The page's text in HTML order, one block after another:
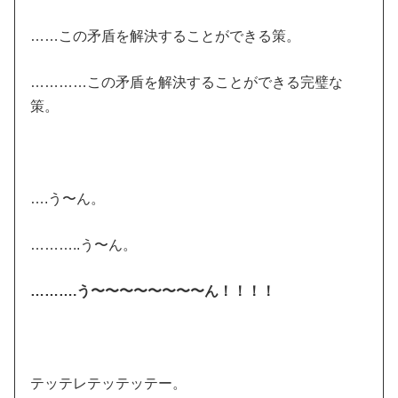
……この矛盾を解決することができる策。
…………この矛盾を解決することができる完璧な
策。
….う〜ん。
………..う〜ん。
……….う〜〜〜〜〜〜〜〜ん！！！！
テッテレテッテッテー。